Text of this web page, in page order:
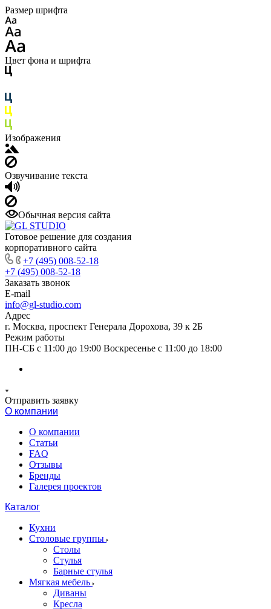
Размер шрифта
Цвет фона и шрифта
Изображения
Озвучивание текста
Обычная версия сайта
Готовое решение для создания
корпоративного сайта
+7 (495) 008-52-18
+7 (495) 008-52-18
Заказать звонок
E-mail
info@gl-studio.com
Адрес
г. Москва, проспект Генерала Дорохова, 39 к 2Б
Режим работы
ПН-СБ с 11:00 до 19:00 Воскресенье с 11:00 до 18:00
Отправить заявку
О компании
О компании
Статьи
FAQ
Отзывы
Бренды
Галерея проектов
Каталог
Кухни
Столовые группы
Столы
Стулья
Барные стулья
Мягкая мебель
Диваны
Кресла